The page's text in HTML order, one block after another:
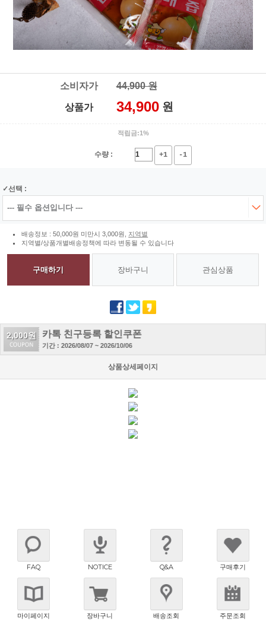
소비자가 44,900 원
상품가 34,900 원
적립금:1%
수량 : +1 -1
선택 :
배송정보 : 50,000원 미만시 3,000원, 지역별
지역별/상품개별배송정책에 따라 변동될 수 있습니다
구매하기 장바구니 관심상품
2,000원 카톡 친구등록 할인쿠폰
기간 : 2026/08/07 ~ 2026/10/06
상품상세페이지
FAQ NOTICE Q&A 구매후기
마이페이지 장바구니 배송조회 주문조회